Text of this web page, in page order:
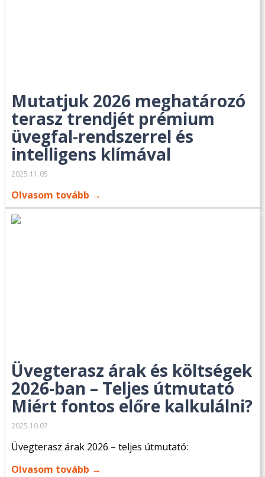
Mutatjuk 2026 meghatározó
terasz trendjét prémium
üvegfal-rendszerrel és
intelligens klímával
2025.11.05
Olvasom tovább →
Üvegterasz árak és költségek
2026-ban – Teljes útmutató
Miért fontos előre kalkulálni?
2025.10.07
Üvegterasz árak 2026 – teljes útmutató:
Olvasom tovább →